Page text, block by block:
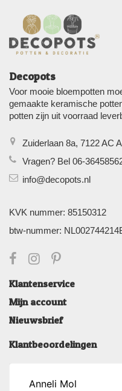
Decopots
Voor mooie bloempotten
gemaakte keramische
potten zijn uit voorraad
Zuiderlaan 8a, 7122 AC
Vragen? Bel 06-
info@decopots.nl
KVK nummer: 85150312
btw-nummer:
Klantenservice
Mijn account
Nieuwsbrief
Klantbeoordelingen